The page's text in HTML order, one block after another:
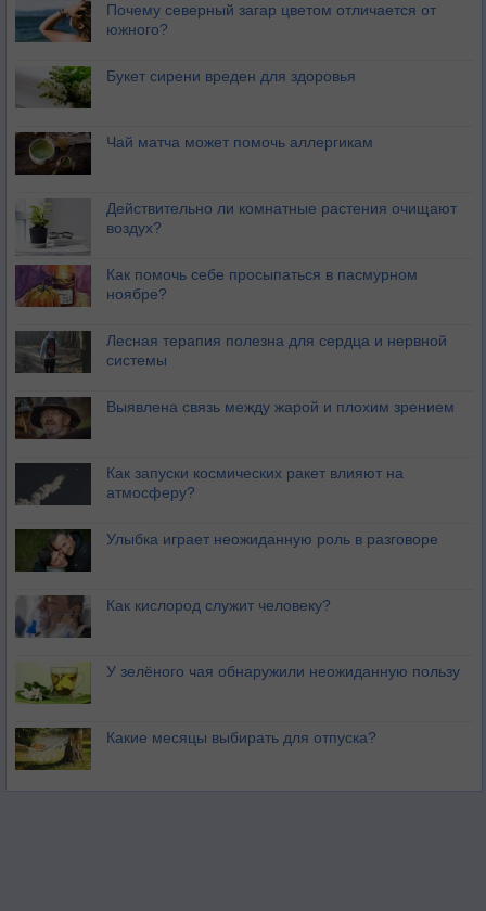
Почему северный загар цветом отличается от
южного?
Букет сирени вреден для здоровья
Чай матча может помочь аллергикам
Действительно ли комнатные растения очищают
воздух?
Как помочь себе просыпаться в пасмурном
ноябре?
Лесная терапия полезна для сердца и нервной
системы
Выявлена связь между жарой и плохим зрением
Как запуски космических ракет влияют на
атмосферу?
Улыбка играет неожиданную роль в разговоре
Как кислород служит человеку?
У зелёного чая обнаружили неожиданную пользу
Какие месяцы выбирать для отпуска?